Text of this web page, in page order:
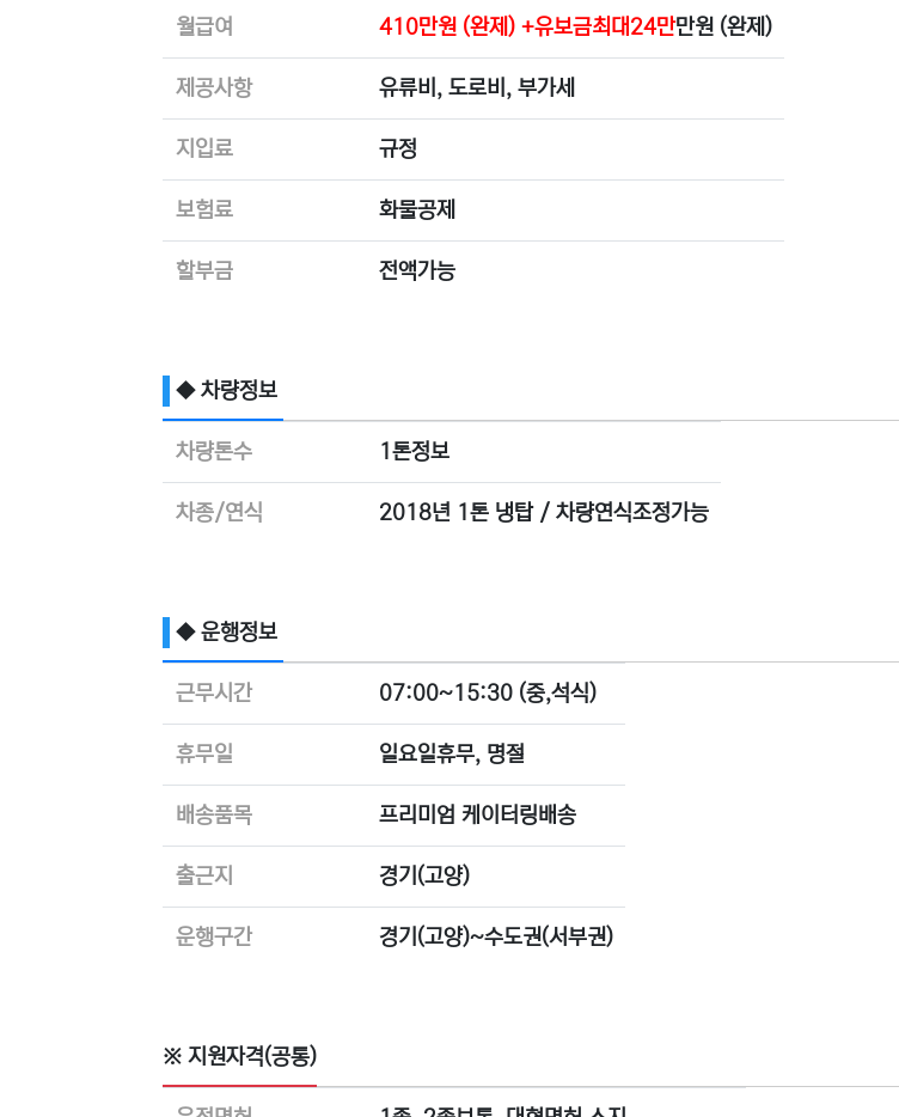
월급여 410만원 (완제) +유보금최대24만만원 (완제)
제공사항 유류비, 도로비, 부가세
지입료 규정
보험료 화물공제
할부금 전액가능
◆ 차량정보
차량톤수 1톤정보
차종/연식 2018년 1톤 냉탑 / 차량연식조정가능
◆ 운행정보
근무시간 07:00~15:30 (중,석식)
휴무일 일요일휴무, 명절
배송품목 프리미엄 케이터링배송
출근지 경기(고양)
운행구간 경기(고양)~수도권(서부권)
※ 지원자격(공통)